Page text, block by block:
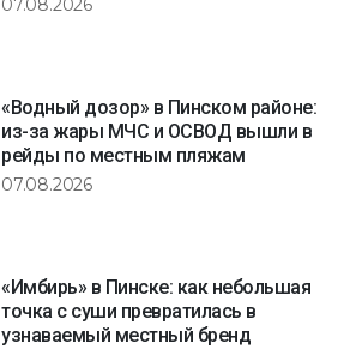
07.08.2026
«Водный дозор» в Пинском районе:
из-за жары МЧС и ОСВОД вышли в
рейды по местным пляжам
07.08.2026
«Имбирь» в Пинске: как небольшая
точка с суши превратилась в
узнаваемый местный бренд